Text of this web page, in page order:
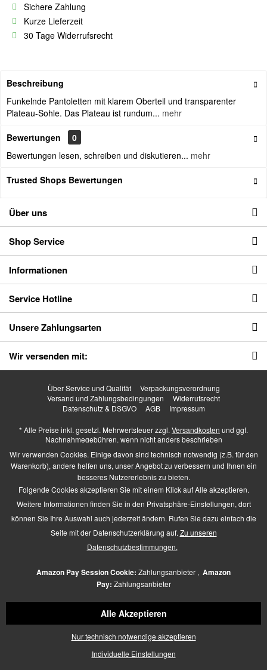
Sichere Zahlung
Kurze Lieferzeit
30 Tage Widerrufsrecht
Beschreibung
Funkelnde Pantoletten mit klarem Oberteil und transparenter
Plateau-Sohle. Das Plateau ist rundum... mehr
Bewertungen
0
Bewertungen lesen, schreiben und diskutieren... mehr
Trusted Shops Bewertungen
Über uns
Shop Service
Informationen
Service Hotline
Unsere Zahlungsarten
Wir versenden mit:
Über Service und Qualität
Verpackungsverordnung
Versand und Zahlungsbedingungen
Widerrufsrecht
Datenschutz & DSGVO
AGB Impressum
* Alle Preise inkl. gesetzl. Mehrwertsteuer zzgl. Versandkosten und ggf.
Nachnahmegebühren, wenn nicht anders beschrieben
Higher Heels - All Rights Reserved. Design byTC-Innovations GmbH
Wir verwenden Cookies. Einige davon sind technisch notwendig (z.B. für den
Warenkorb), andere helfen uns, unser Angebot zu verbessern und Ihnen ein
besseres Nutzererlebnis zu bieten.
Folgende Cookies akzeptieren Sie mit einem Klick auf Alle akzeptieren.
Weitere Informationen finden Sie in den Privatsphäre-Einstellungen, dort
können Sie Ihre Auswahl auch jederzeit ändern. Rufen Sie dazu einfach die
Seite mit der Datenschutzerklärung auf. Zu unseren
Datenschutzbestimmungen.
Amazon Pay Session Cookie: Zahlungsanbieter , Amazon
Pay: Zahlungsanbieter
Individuelle Einstellungen
Nur technisch notwendige akzeptieren
Alle Akzeptieren
Barrierefrei Hilfswerkzeuge
Kontrast +
Links hervorheben
Größerer Text
Zusätzliche Beschreibung
Navigation per Tab-Taste